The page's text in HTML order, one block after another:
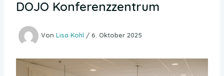
DOJO Konferenzzentrum
Von Lisa Kohl / 6. Oktober 2025